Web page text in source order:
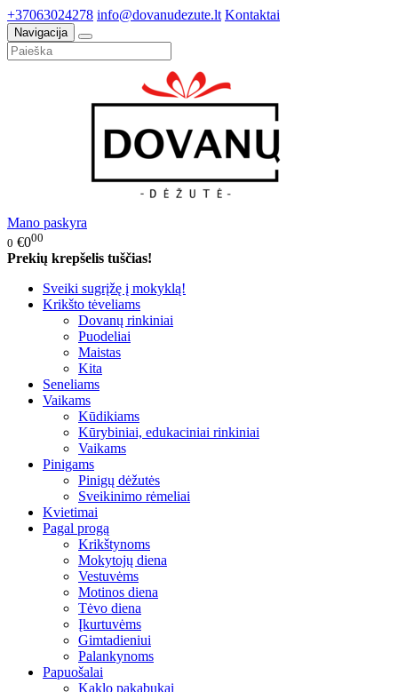
+37063024278 info@dovanudezute.lt Kontaktai
Navigacija
Mano paskyra
0 €000
Prekių krepšelis tuščias!
Sveiki sugrįžę į mokyklą!
Krikšto tėveliams
Dovanų rinkiniai
Puodeliai
Maistas
Kita
Seneliams
Vaikams
Kūdikiams
Kūrybiniai, edukaciniai rinkiniai
Vaikams
Pinigams
Pinigų dėžutės
Sveikinimo rėmeliai
Kvietimai
Pagal progą
Krikštynoms
Mokytojų diena
Vestuvėms
Motinos diena
Tėvo diena
Įkurtuvėms
Gimtadieniui
Palankynoms
Papuošalai
Kaklo pakabukai